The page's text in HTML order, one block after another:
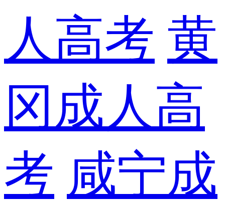
人高考 黄
冈成人高
考 咸宁成